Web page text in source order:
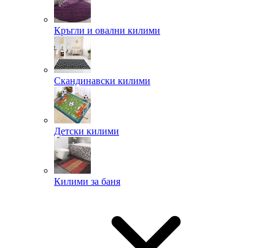
Кръгли и овални килими
Скандинавски килими
Детски килими
Килими за баня